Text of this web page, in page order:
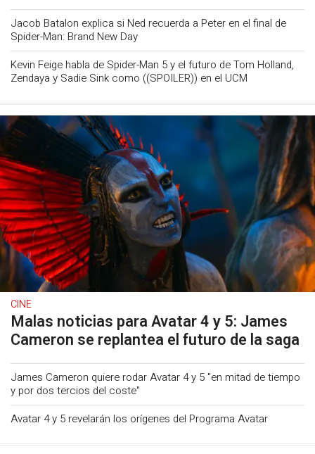
Jacob Batalon explica si Ned recuerda a Peter en el final de
Spider-Man: Brand New Day
Kevin Feige habla de Spider-Man 5 y el futuro de Tom Holland,
Zendaya y Sadie Sink como ((SPOILER)) en el UCM
CINE
Malas noticias para Avatar 4 y 5: James
Cameron se replantea el futuro de la saga
James Cameron quiere rodar Avatar 4 y 5 "en mitad de tiempo
y por dos tercios del coste"
Avatar 4 y 5 revelarán los orígenes del Programa Avatar